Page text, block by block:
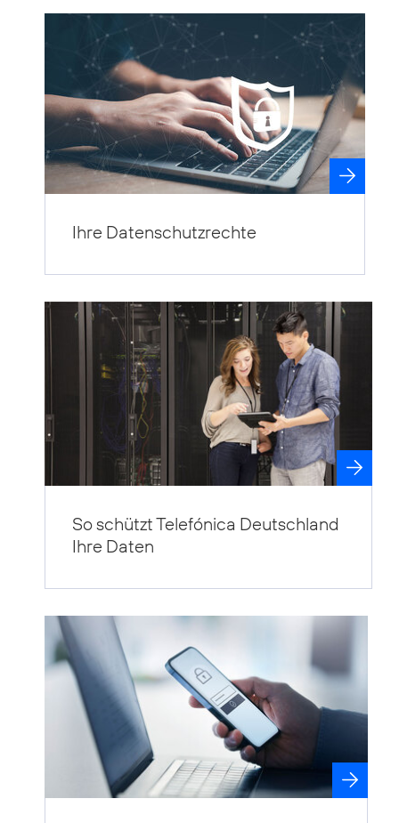
Ihre Datenschutzrechte
So schützt Telefónica Deutschland
Ihre Daten